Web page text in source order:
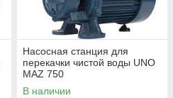
Насосная станция для
перекачки чистой воды UNO
MAZ 750
В наличии